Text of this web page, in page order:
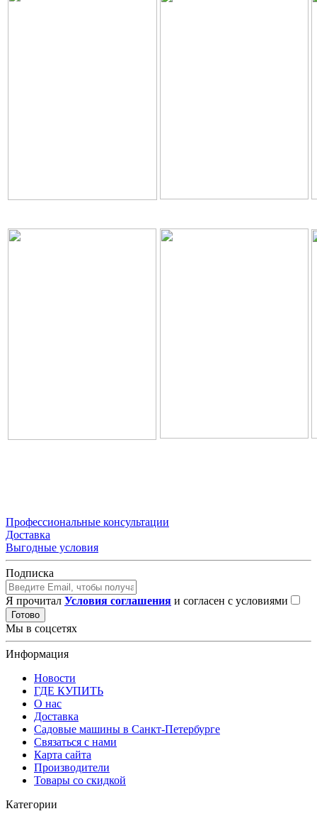
Профессиональные консультации
Доставка
Выгодные условия
Подписка
Я прочитал Условия соглашения и согласен с условиями
Готово
Мы в соцсетях
Информация
Новости
ГДЕ КУПИТЬ
О нас
Доставка
Садовые машины в Санкт-Петербурге
Связаться с нами
Карта сайта
Производители
Товары со скидкой
Категории